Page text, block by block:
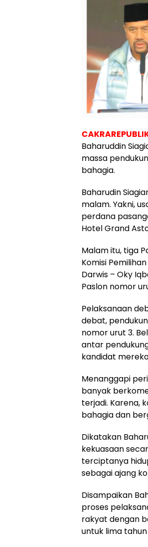
Baharuddin
massa
bahagia.
Baharudin
malam. Yakni,
perdana
Hotel Grand
Malam itu, tiga
Komisi
Darwis – Oky
Paslon nomor
Pelaksanaan
debat,
nomor urut 3.
antar
kandidat
Menanggapi
banyak
terjadi. Karena,
bahagia dan
Dikatakan
kekuasaan
terciptanya
sebagai ajang
Disampaikan
proses
rakyat dengan
untuk lima